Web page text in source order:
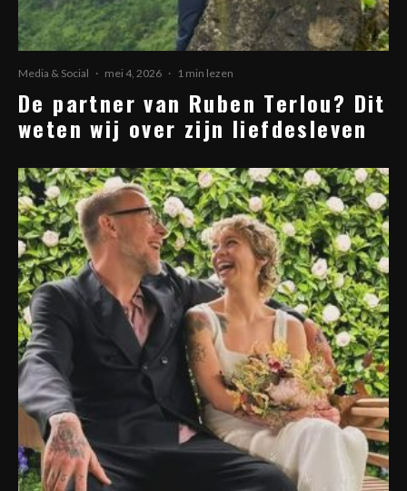
Media & Social · mei 4, 2026 · 1 min lezen
De partner van Ruben Terlou? Dit
weten wij over zijn liefdesleven